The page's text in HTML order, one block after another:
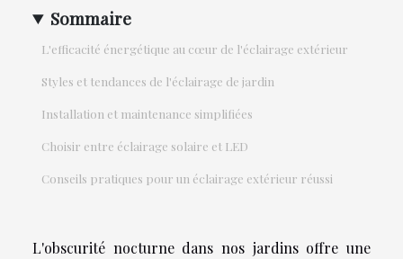
Sommaire
L'efficacité énergétique au cœur de l'éclairage extérieur
Styles et tendances de l'éclairage de jardin
Installation et maintenance simplifiées
Choisir entre éclairage solaire et LED
Conseils pratiques pour un éclairage extérieur réussi
L'obscurité nocturne dans nos jardins offre une